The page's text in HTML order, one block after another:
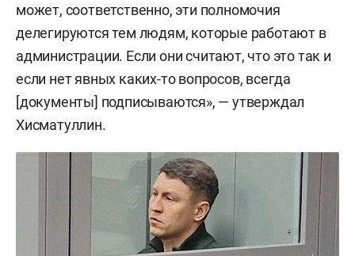
может, соответственно, эти полномочия
делегируются тем людям, которые работают в
администрации. Если они считают, что это так и
если нет явных каких-то вопросов, всегда
[документы] подписываются», — утверждал
Хисматуллин.